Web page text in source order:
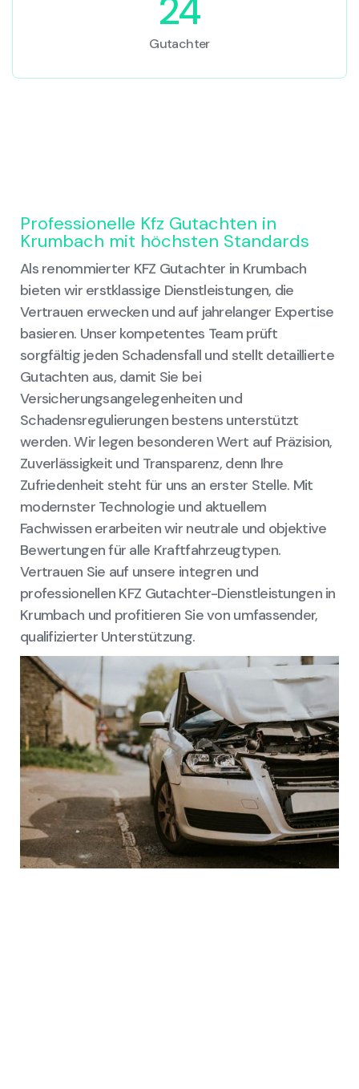
24
Gutachter
Professionelle Kfz Gutachten in
Krumbach mit höchsten Standards
Als renommierter KFZ Gutachter in Krumbach
bieten wir erstklassige Dienstleistungen, die
Vertrauen erwecken und auf jahrelanger Expertise
basieren. Unser kompetentes Team prüft
sorgfältig jeden Schadensfall und stellt detaillierte
Gutachten aus, damit Sie bei
Versicherungsangelegenheiten und
Schadensregulierungen bestens unterstützt
werden. Wir legen besonderen Wert auf Präzision,
Zuverlässigkeit und Transparenz, denn Ihre
Zufriedenheit steht für uns an erster Stelle. Mit
modernster Technologie und aktuellem
Fachwissen erarbeiten wir neutrale und objektive
Bewertungen für alle Kraftfahrzeugtypen.
Vertrauen Sie auf unsere integren und
professionellen KFZ Gutachter-Dienstleistungen in
Krumbach und profitieren Sie von umfassender,
qualifizierter Unterstützung.